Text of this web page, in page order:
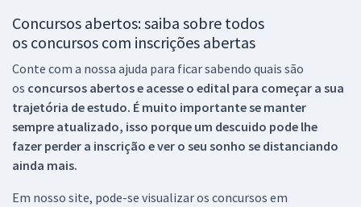
Concursos abertos: saiba sobre todos
os concursos com inscrições abertas
Conte com a nossa ajuda para ficar sabendo quais são
os concursos abertos e acesse o edital para começar a sua
trajetória de estudo. É muito importante se manter
sempre atualizado, isso porque um descuido pode lhe
fazer perder a inscrição e ver o seu sonho se distanciando
ainda mais.
Em nosso site, pode-se visualizar os concursos em